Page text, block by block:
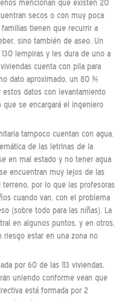
mencionan que existen 20
secos o con muy poca
tienen que recurrir a
sino también de aseo. Un
lempiras y les dura de uno a
cuenta con pila para
dato aproximado, un 80 %
datos con levantamiento
se encargará el ingeniero
tampoco cuentan con agua.
de las letrinas de la
en mal estado y no tener agua
encuentran muy lejos de las
por lo que las profesoras
cuando van, con el problema
(sobre todo para las niñas). La
en algunos puntos, y en otros,
riesgo estar en una zona no
por 60 de las 113 viviendas,
uniendo conforme vean que
está formada por 2